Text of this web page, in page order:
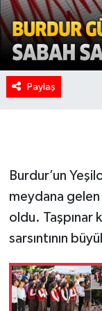
Paylaş
Burdur’un
meydana
oldu. Taşpınar
sarsıntının